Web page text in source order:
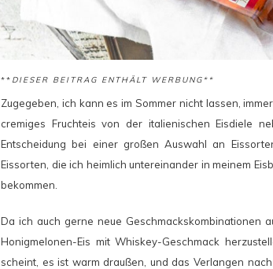
** DIESER BEITRAG ENTHÄLT WERBUNG**
Zugegeben, ich kann es im Sommer nicht lassen,
cremiges Fruchteis von der italienischen Eisdiele
Entscheidung bei einer großen Auswahl an
Eissorten, die ich heimlich untereinander in meinem
bekommen.
Da ich auch gerne neue Geschmackskombinationen
Honigmelonen-Eis mit Whiskey-Geschmack
scheint, es ist warm draußen, und das Verlangen